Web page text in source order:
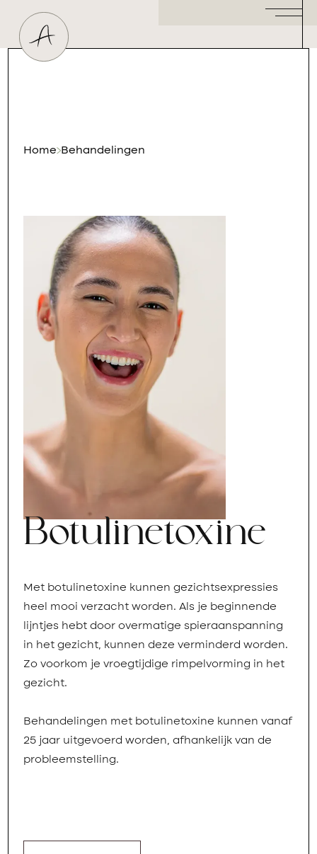
Huidtherapeut
Home Behandelingen
Botulinetoxine
Met botulinetoxine kunnen gezichtsexpressies
heel mooi verzacht worden. Als je beginnende
lijntjes hebt door overmatige spieraanspanning
in het gezicht, kunnen deze verminderd worden.
Zo voorkom je vroegtijdige rimpelvorming in het
gezicht.
Behandelingen met botulinetoxine kunnen vanaf
25 jaar uitgevoerd worden, afhankelijk van de
probleemstelling.